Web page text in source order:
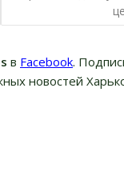
в Facebook.
новостей